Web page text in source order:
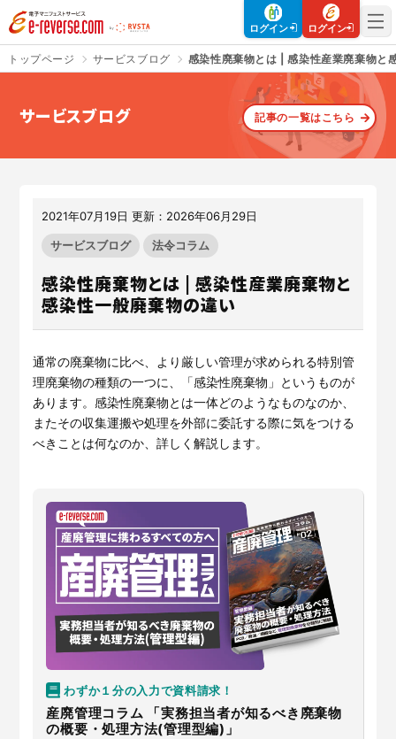
電子マニフェストサービス | e-reverse.com（イーリバースドットコ
ログイン ログイン
さよなら、紙マニフェスト
サービスサイトを見る
建設現場をICTでスマートに
サービスサイトを見る
入退場も、調整会議も、もっと
テムを提供するサービスです。
サービスサイトを見る
CO₂排出量を「見える化」して
の算出・可視化が可能な新しい
クラウドサービスです。
サービスサイトを見る
ウ継承を支援するサービスで
サービスサイトを見る
元請会社の裁量で独自のポイン
トプログラムを簡便に構築でき
るサービスです。
サービスサイトを見る
トップページ サービスブログ 感染性廃棄物とは | 感染性産業廃棄物と
サービスブログ 記事の一覧はこちら
2021年07月19日 更新：2026年06月29日
サービスブログ 法令コラム
感染性廃棄物とは | 感染性産業廃棄物と
感染性一般廃棄物の違い
通常の廃棄物に比べ、より厳しい管理が求められる特別管
理廃棄物の種類の一つに、「感染性廃棄物」というものが
あります。感染性廃棄物とは一体どのようなものなのか、
またその収集運搬や処理を外部に委託する際に気をつける
べきことは何なのか、詳しく解説します。
わずか１分の入力で資料請求！
産廃管理コラム 「実務担当者が知るべき廃棄物
の概要・処理方法(管理型編)」